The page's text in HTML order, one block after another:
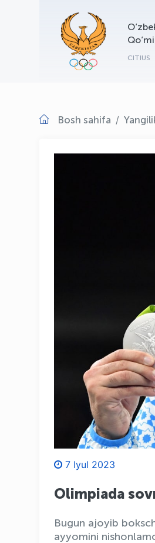
CITIUS
Bosh sahifa
7 Iyul 2023
Olimpiada
Bugun ajoyib
ayyomini